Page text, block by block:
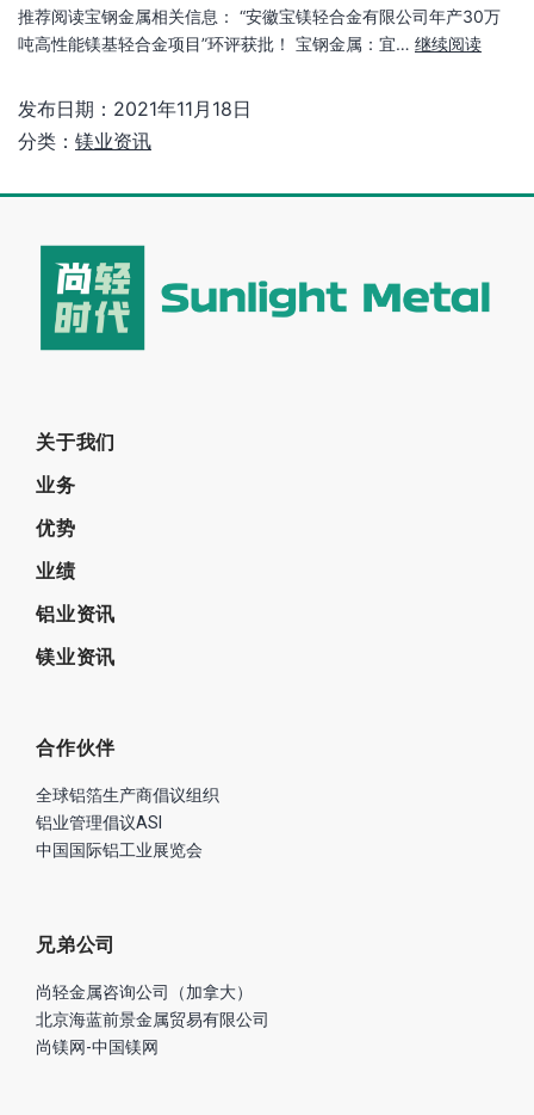
推荐阅读宝钢金属相关信息： “安徽宝镁轻合金有限公司年产30万
吨高性能镁基轻合金项目”环评获批！ 宝钢金属：宜… 继续阅读
发布日期： 2021年11月18日
分类： 镁业资讯
关于我们
业务
优势
业绩
铝业资讯
镁业资讯
合作伙伴
全球铝箔生产商倡议组织
铝业管理倡议ASI
中国国际铝工业展览会
兄弟公司
尚轻金属咨询公司（加拿大）
北京海蓝前景金属贸易有限公司
尚镁网-中国镁网